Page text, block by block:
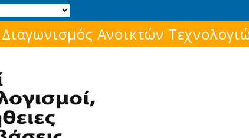
Μάθε για το ελεύθερο λογισμικό!